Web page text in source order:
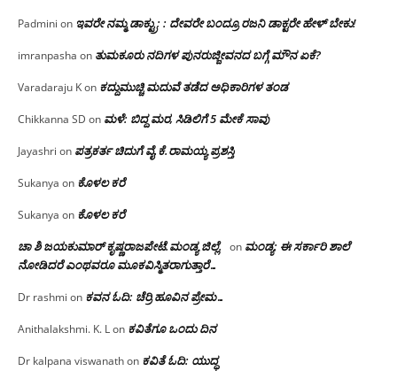
Padmini on ಇವರೇ ನಮ್ಮ ಡಾಕ್ಟ್ರು; : ದೇವರೇ ಬಂದ್ರೂ ರಜನಿ ಡಾಕ್ಟರೇ ಹೇಳ್ ಬೇಕು!
imranpasha on ತುಮಕೂರು ನದಿಗಳ ಪುನರುಜ್ಜೀವನದ ಬಗ್ಗೆ ಮೌನ ಏಕೆ?
Varadaraju Kon ಕದ್ದುಮುಚ್ಚಿ ಮದುವೆ ತಡೆದ ಅಧಿಕಾರಿಗಳ ತಂಡ
Chikkanna SD on ಮಳೆ: ಬಿದ್ದ ಮರ, ಸಿಡಿಲಿಗೆ 5 ಮೇಕೆ ಸಾವು
Jayashri on ಪತ್ರಕರ್ತ ಚಿದುಗೆ ವೈ.ಕೆ.ರಾಮಯ್ಯ ಪ್ರಶಸ್ತಿ
Sukanya on ಕೊಳಲ ಕರೆ
Sukanya on ಕೊಳಲ ಕರೆ
ಚಾ ಶಿ ಜಯಕುಮಾರ್ ಕೃಷ್ಣರಾಜಪೇಟೆ.ಮಂಡ್ಯ ಜಿಲ್ಲೆ. on ಮಂಡ್ಯ: ಈ ಸರ್ಕಾರಿ ಶಾಲೆ
ನೋಡಿದರೆ ಎಂಥವರೂ ಮೂಕವಿಸ್ಮಿತರಾಗುತ್ತಾರೆ…
Dr rashmi on ಕವನ ಓದಿ: ಚೆರ್ರಿ ಹೂವಿನ ಪ್ರೇಮ…
Anithalakshmi. K. Lon ಕವಿತೆಗೂ ಒಂದು ದಿನ
Dr kalpana viswanathon ಕವಿತೆ ಓದಿ: ಯುದ್ಧ